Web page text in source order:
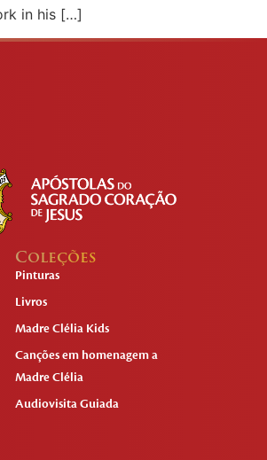
in his […]
Coleções
Pinturas
Livros
Madre Clélia Kids
Canções em homenagem a
Madre Clélia
Audiovisita Guiada